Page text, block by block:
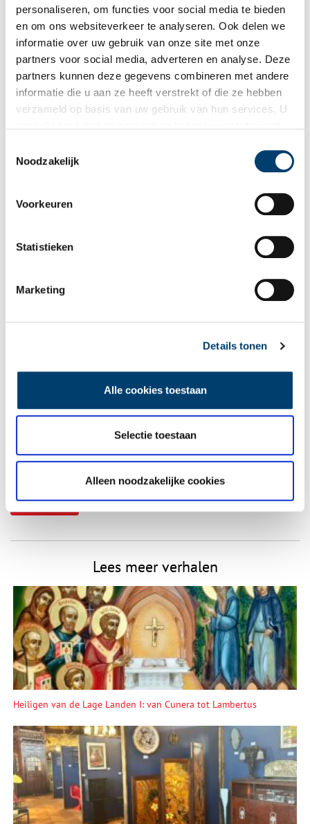
personaliseren, om functies voor social media te bieden
en om ons websiteverkeer te analyseren. Ook delen we
informatie over uw gebruik van onze site met onze
partners voor social media, adverteren en analyse. Deze
partners kunnen deze gegevens combineren met andere
informatie die u aan ze heeft verstrekt of die ze hebben
verzameld op basis van uw gebruik van hun services. U
Noodzakelijk
Voorkeuren
Statistieken
Marketing
Details tonen
Alle cookies toestaan
Selectie toestaan
Alleen noodzakelijke cookies
Ontvang de nieuwsbrief
Wilt u op de hoogte blijven van de mooiste verhalen en het
laatste erfgoednieuws? Schrijf u dan nu in voor onze
wekelijkse nieuwsbrief!
Vul deze informatie aan of geef een reactie.
Naam*
Vink dit aan als u op de hoogte gehouden wil worden.
Lees meer verhalen
Heiligen van de Lage Landen I: van Cunera tot Lambertus